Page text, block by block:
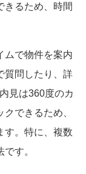
きるため、時間
ムで物件を案内
質問したり、詳
見は360度のカ
できるため、
す。特に、複数
す。